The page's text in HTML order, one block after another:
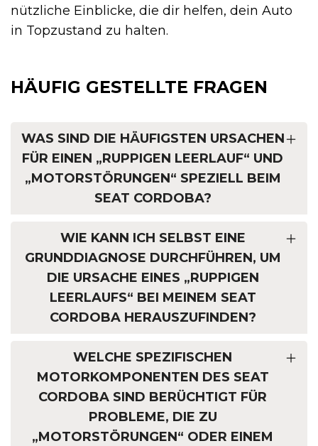
nützliche Einblicke, die dir helfen, dein Auto
in Topzustand zu halten.
HÄUFIG GESTELLTE FRAGEN
WAS SIND DIE HÄUFIGSTEN URSACHEN
FÜR EINEN „RUPPIGEN LEERLAUF“ UND
„MOTORSTÖRUNGEN“ SPEZIELL BEIM
SEAT CORDOBA?
WIE KANN ICH SELBST EINE
GRUNDDIAGNOSE DURCHFÜHREN, UM
DIE URSACHE EINES „RUPPIGEN
LEERLAUFS“ BEI MEINEM SEAT
CORDOBA HERAUSZUFINDEN?
WELCHE SPEZIFISCHEN
MOTORKOMPONENTEN DES SEAT
CORDOBA SIND BERÜCHTIGT FÜR
PROBLEME, DIE ZU
„MOTORSTÖRUNGEN“ ODER EINEM